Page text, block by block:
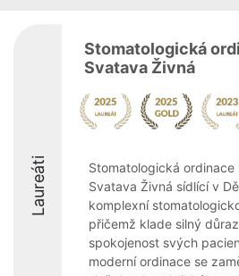
Laureáti
Stomatologická
Svatava Živná
Stomatologická ordinace
Svatava Živná sídlící v
komplexní
přičemž klade silný
spokojenost svých
moderní ordinace se